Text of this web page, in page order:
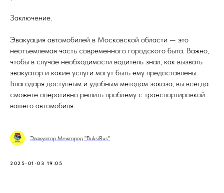
Заключение.
Эвакуация автомобилей в Московской области — это
неотъемлемая часть современного городского быта. Важно,
чтобы в случае необходимости водитель знал, как вызвать
эвакуатор и какие услуги могут быть ему предоставлены.
Благодаря доступным и удобным методам заказа, вы всегда
сможете оперативно решить проблему с транспортировкой
вашего автомобиля.
Эвакуатор Межгород "BuksiRus"
2025-01-03 19:05